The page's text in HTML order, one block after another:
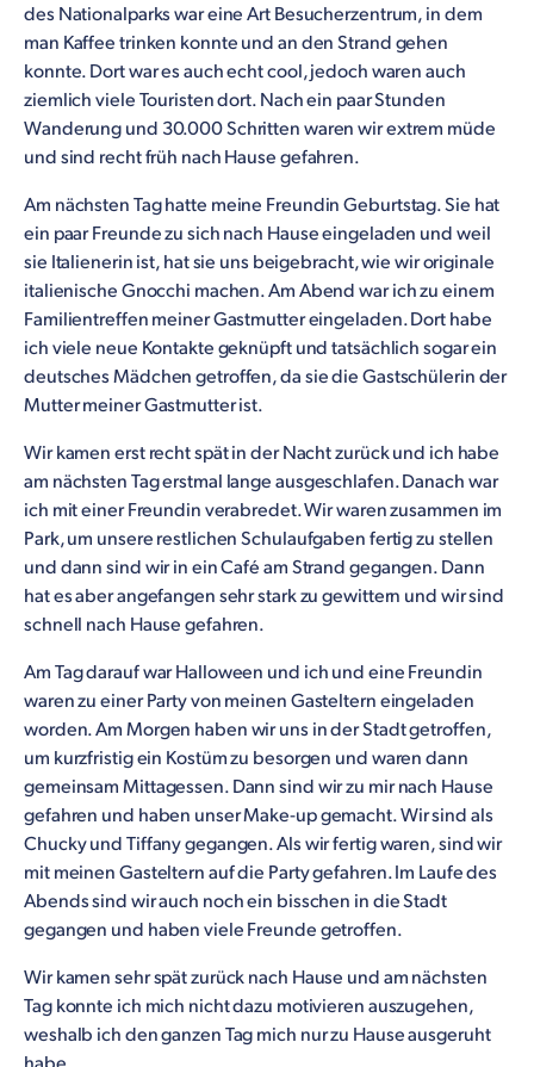
des Nationalparks war eine Art Besucherzentrum, in dem
man Kaffee trinken konnte und an den Strand gehen
konnte. Dort war es auch echt cool, jedoch waren auch
ziemlich viele Touristen dort. Nach ein paar Stunden
Wanderung und 30.000 Schritten waren wir extrem müde
und sind recht früh nach Hause gefahren.
Am nächsten Tag hatte meine Freundin Geburtstag. Sie hat
ein paar Freunde zu sich nach Hause eingeladen und weil
sie Italienerin ist, hat sie uns beigebracht, wie wir originale
italienische Gnocchi machen. Am Abend war ich zu einem
Familientreffen meiner Gastmutter eingeladen. Dort habe
ich viele neue Kontakte geknüpft und tatsächlich sogar ein
deutsches Mädchen getroffen, da sie die Gastschülerin der
Mutter meiner Gastmutter ist.
Wir kamen erst recht spät in der Nacht zurück und ich habe
am nächsten Tag erstmal lange ausgeschlafen. Danach war
ich mit einer Freundin verabredet. Wir waren zusammen im
Park, um unsere restlichen Schulaufgaben fertig zu stellen
und dann sind wir in ein Café am Strand gegangen. Dann
hat es aber angefangen sehr stark zu gewittern und wir sind
schnell nach Hause gefahren.
Am Tag darauf war Halloween und ich und eine Freundin
waren zu einer Party von meinen Gasteltern eingeladen
worden. Am Morgen haben wir uns in der Stadt getroffen,
um kurzfristig ein Kostüm zu besorgen und waren dann
gemeinsam Mittagessen. Dann sind wir zu mir nach Hause
gefahren und haben unser Make-up gemacht. Wir sind als
Chucky und Tiffany gegangen. Als wir fertig waren, sind wir
mit meinen Gasteltern auf die Party gefahren. Im Laufe des
Abends sind wir auch noch ein bisschen in die Stadt
gegangen und haben viele Freunde getroffen.
Wir kamen sehr spät zurück nach Hause und am nächsten
Tag konnte ich mich nicht dazu motivieren auszugehen,
weshalb ich den ganzen Tag mich nur zu Hause ausgeruht